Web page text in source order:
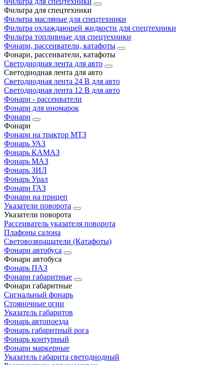
Фильтра для спецтехники
Фильтра масляные для спецтехники
Фильтра охлаждающей жидкости для спецтехники
Фильтра топливные для спецтехники
Фонари, рассеиватели, катафоты
Фонари, рассеиватели, катафоты
Светодиодная лента для авто
Светодиодная лента для авто
Светодиодная лента 24 В для авто
Светодиодная лента 12 В для авто
Фонари - рассеиватели
Фонари для иномарок
Фонари
Фонари
Фонари на трактор МТЗ
Фонарь УАЗ
Фонарь КАМАЗ
Фонарь МАЗ
Фонарь ЗИЛ
Фонарь Урал
Фонари ГАЗ
Фонари на прицеп
Указатели поворота
Указатели поворота
Рассеиватель указателя поворота
Плафоны салона
Световозвращатели (Катафоты)
Фонари автобуса
Фонари автобуса
Фонарь ПАЗ
Фонари габаритные
Фонари габаритные
Сигнальный фонарь
Стояночные огни
Указатель габаритов
Фонарь автопоезда
Фонарь габаритный рога
Фонарь контурный
Фонари маркерные
Указатель габарита светодиодный